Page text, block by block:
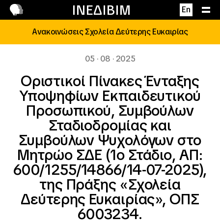
ΙΝΕΔΙΒΙΜ En
Επικοινωνία
Ανακοινώσεις Σχολεία Δεύτερης Ευκαιρίας
05 · 08 · 2025
Οριστικοί Πίνακες Ένταξης
Υποψηφίων Εκπαιδευτικού
Προσωπικού, Συμβούλων
Σταδιοδρομίας και
Συμβούλων Ψυχολόγων στο
Μητρώο ΣΔΕ (1ο Στάδιο, ΑΠ:
600/1255/14866/14-07-2025),
της Πράξης «Σχολεία
Δεύτερης Ευκαιρίας», ΟΠΣ
6003234.